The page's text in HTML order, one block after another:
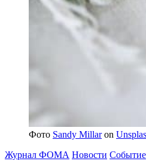
Фото Sandy Millaron
Журнал ФОМА Новости Событие